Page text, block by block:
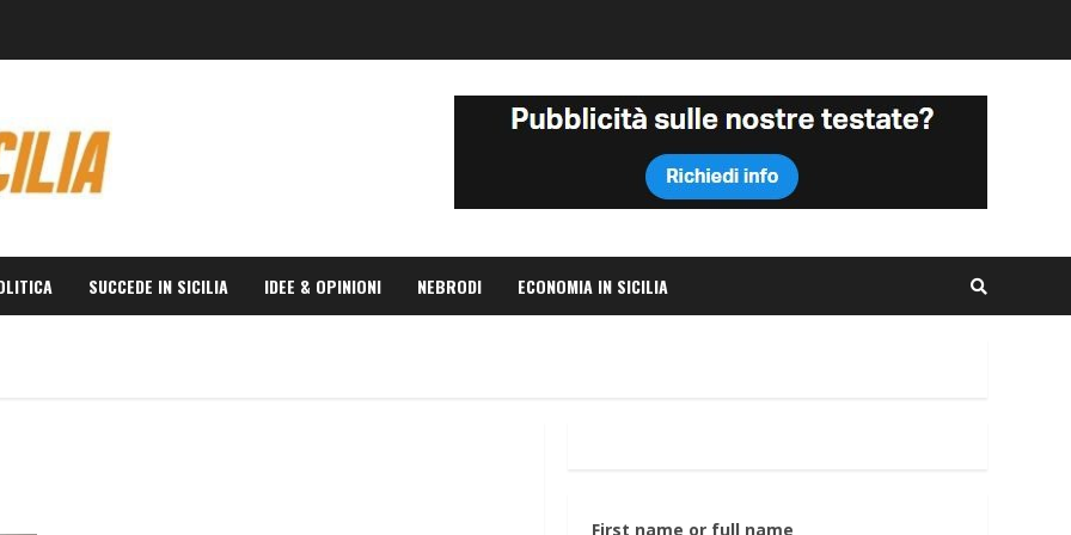
SUCCEDE IN SICILIA IDEE & OPINIONI NEBRODI ECONOMIA IN SICILIA
First name or full name